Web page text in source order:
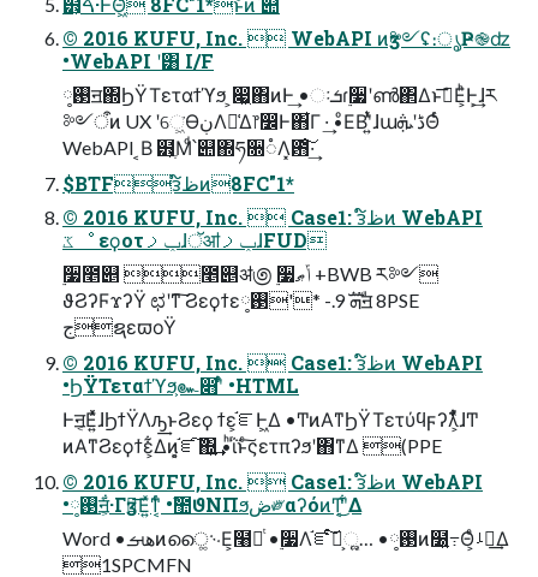
© 2016 KUFU, Inc.  WebAPI ͷӡ༻ʢ։ൃҎ֎ʣ
•WebAPI ʹ͸ I/F
࢓༷ॻ΍ϦΫΤεταϯϓϧ ͕෇͖΋ͷͰ͢ •ઃܭɾ࣮૷ʹൺ΂Δͱܰࢹ͞Ε͕ͪͰ͕͢ɺར
༻ऀͷ UX ʹେ͖͘ӨڹΛ༩͑Δ෦෼Ͱ΋͋Γ ·͢ •ͦΕΒʹ͍ͭͯɺաڈʹܞΘͬͨ
WebAPI ͔Β ๻ֶ͕Μͩ՝୊΍ཧ૝૾Λ͓఻͑͠·͢
$BTFᴈ໌ظͷ8FC"1*
© 2016 KUFU, Inc.  Case1: ᴈ໌ظͷ WebAPI
ػೳ εϙοτݕࡧɺॅॴݕࡧɺFUD
࣮૷೥୅ ೥୅ॳ಄ ࣮૷ݴޠ +BWB ར༻
ϑϨʔϜϫʔΫ ಛʹͳ͠ Ϩεϙϯεܗࣜ 9.- *'࢓༷ॻ 8PSE
جຊεϖοΫ
© 2016 KUFU, Inc.  Case1: ᴈ໌ظͷ WebAPI
•ϦΫΤεταϯϓϧ͕๛෋ʹ͋ͬͨ •HTML
Ͱॻ͔Ε͍ͯͯɺϦϯΫΛԡ͢ͱϨεϙ ϯε͕֬ೝͰ͖Δ •ͲͷΑ͏ͳϦΫΤετύϥϝʔλ͕͋ͬͯɺͲ
ͷΑ͏ͳϨεϙϯε͕͋Δͷ͔͕֬ೝ͠΍͍͢ •ͪΐͬͱͨ͠ςετπʔϧʹ΋ͳΔ (PPE
© 2016 KUFU, Inc.  Case1: ᴈ໌ظͷ WebAPI
•࢓༷ॻ͕͋·Γӡ༻͞Ε͍ͯͳ͔ͬͨ •ࣾ಺ϑΝΠϧڞ༗αʔόͷͲ͔͜ʹ͋Δ
Word •هࡌͷൈ͚࿙Ε͕໨ཱͭ •࣮૷Λ֬ೝͨ͠ํ͕ૣ͍… •࢓༷ͷ໰͍߹Θ͕ͤࡴ౸͢Δ
1SPCMFN